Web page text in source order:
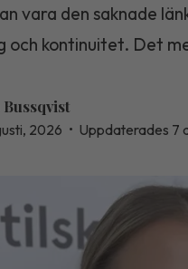
vara den saknade
och kontinuitet. Det
Bussqvist
2026 • Uppdaterades 7